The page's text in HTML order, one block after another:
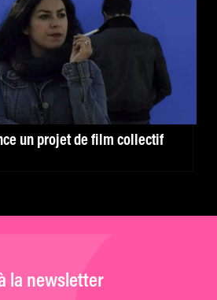
un projet de film collectif
la newsletter